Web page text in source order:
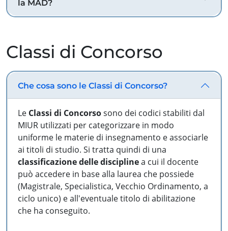
la MAD?
Classi di Concorso
Che cosa sono le Classi di Concorso?
Le Classi di Concorsosono dei codici stabiliti dal
MIUR utilizzati per categorizzare in modo
uniforme le materie di insegnamento e associarle
ai titoli di studio. Si tratta quindi di una
classificazione delle disciplinea cui il docente
può accedere in base alla laurea che possiede
(Magistrale, Specialistica, Vecchio Ordinamento, a
ciclo unico) e all'eventuale titolo di abilitazione
che ha conseguito.